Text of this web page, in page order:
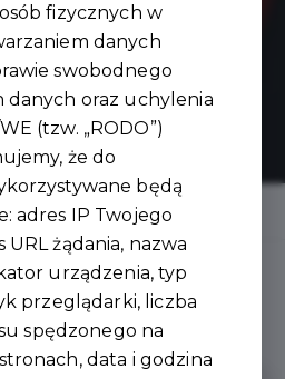
fizycznych w
danych
swobodnego
danych oraz uchylenia
(tzw. „RODO”)
że do
będą
adres IP Twojego
żądania, nazwa
urządzenia, typ
przeglądarki, liczba
spędzonego na
data i godzina